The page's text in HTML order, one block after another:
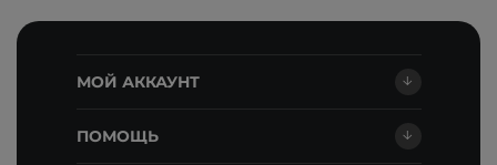
МОЙ АККАУНТ
ПОМОЩЬ